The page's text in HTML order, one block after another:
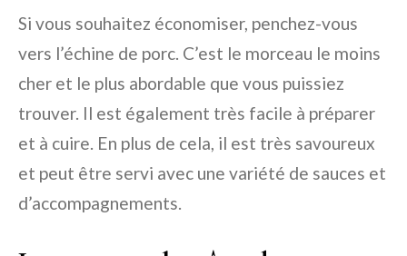
Si vous souhaitez économiser, penchez-vous
vers l’échine de porc. C’est le morceau le moins
cher et le plus abordable que vous puissiez
trouver. Il est également très facile à préparer
et à cuire. En plus de cela, il est très savoureux
et peut être servi avec une variété de sauces et
d’accompagnements.